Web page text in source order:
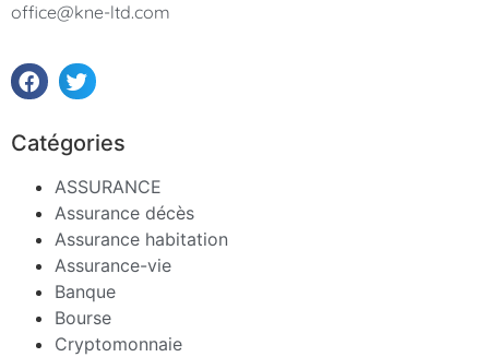
office@kne-ltd.com
Catégories
ASSURANCE
Assurance décès
Assurance habitation
Assurance-vie
Banque
Bourse
Cryptomonnaie